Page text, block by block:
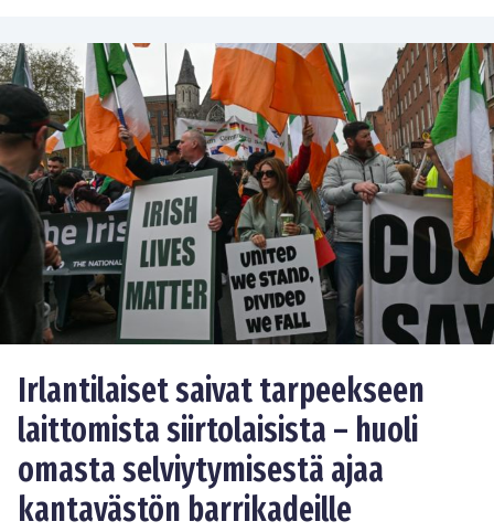
Irlantilaiset saivat tarpeekseen
laittomista siirtolaisista – huoli
omasta selviytymisestä ajaa
kantavästön barrikadeille